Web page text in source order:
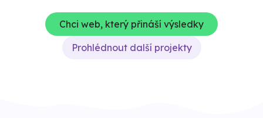
Chci web, který přináší výsledky
Prohlédnout další projekty